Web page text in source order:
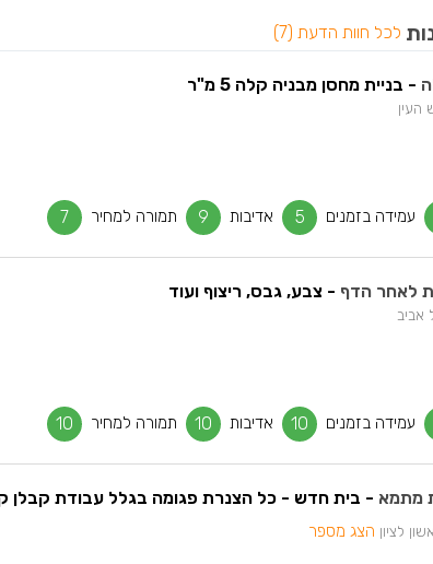
לכל חוות הדעת (7)
- בניית מחסן מבניה קלה 5 מ"ר
העין
עמידה בזמנים 5 אדיבות 9 תמורה למחיר 7
לאחר הדף - צבע, גבס, ריצוף ועוד
עמידה בזמנים 10 אדיבות 10 תמורה למחיר 10
מתמא - בית חדש - כל הצנרת פגומה בגלל עבודת קבלן
לציון הצג מספר